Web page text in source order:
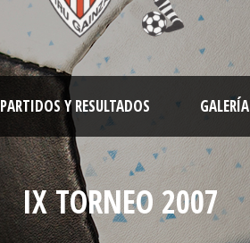
PARTIDOS Y RESULTADOS GALERÍA
IX TORNEO 2007